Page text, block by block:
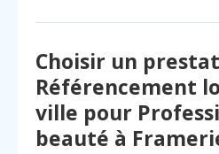
Choisir un
Référencement
ville pour
beauté à